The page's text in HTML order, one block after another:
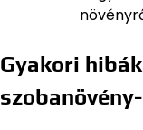
Gyakori